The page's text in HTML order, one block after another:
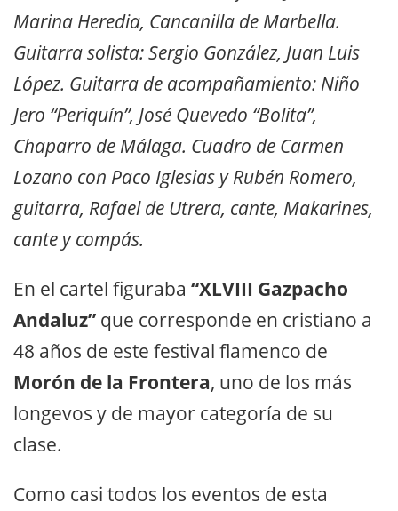
Marina Heredia, Cancanilla de Marbella.
Guitarra solista: Sergio González, Juan Luis
López. Guitarra de acompañamiento: Niño
Jero “Periquín”, José Quevedo “Bolita”,
Chaparro de Málaga. Cuadro de Carmen
Lozano con Paco Iglesias y Rubén Romero,
guitarra, Rafael de Utrera, cante, Makarines,
cante y compás.
En el cartel figuraba “XLVIII Gazpacho
Andaluz” que corresponde en cristiano a
48 años de este festival flamenco de
Morón de la Frontera, uno de los más
longevos y de mayor categoría de su
clase.
Como casi todos los eventos de esta